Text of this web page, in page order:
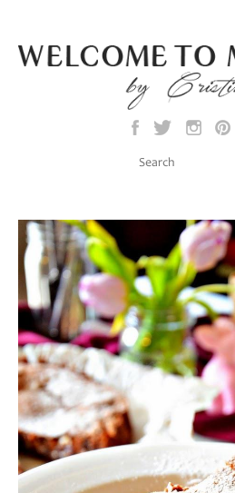
Search this site